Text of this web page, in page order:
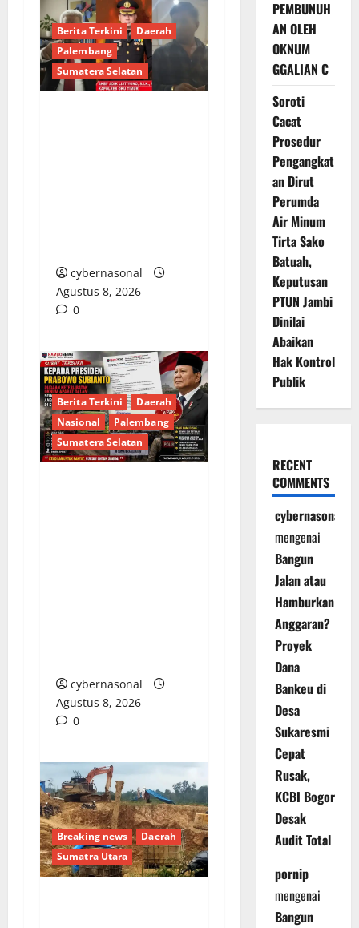
Berita Terkini
Daerah
Palembang
Sumatera Selatan
cybernasonal
Agustus 8, 2026
0
Berita Terkini
Daerah
Nasional
Palembang
Sumatera Selatan
cybernasonal
Agustus 8, 2026
0
Breaking news
Daerah
Sumatra Utara
PEMBUNUH
AN OLEH
OKNUM
GGALIAN C
Soroti
Cacat
Prosedur
Pengangkat
an Dirut
Perumda
Air Minum
Tirta Sako
Batuah,
Keputusan
PTUN Jambi
Dinilai
Abaikan
Hak Kontrol
Publik
RECENT
COMMENTS
cybernasonal
mengenai
Bangun
Jalan atau
Hamburkan
Anggaran?
Proyek
Dana
Bankeu di
Desa
Sukaresmi
Cepat
Rusak,
KCBI Bogor
Desak
Audit Total
pornip
mengenai
Bangun